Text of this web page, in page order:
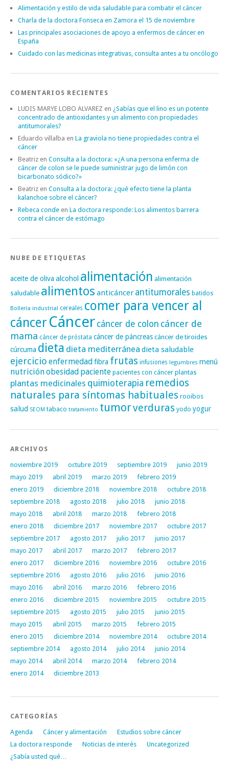
Alimentación y estilo de vida saludable para combatir el cáncer
Charla de la doctora Fonseca en Zamora el 15 de noviembre
Las principales asociaciones de apoyo a enfermos de cáncer en
España
Cuidado con las medicinas integrativas, consulta antes a tu oncólogo
COMENTARIOS RECIENTES
LUDIS MARYE LOBO ALVAREZ en ¿Sabías que el lino es un potente
concentrado de antioxidantes y un alimento con propiedades
antitumorales?
Eduardo villalba en La graviola no tiene propiedades contra el
cáncer
Beatriz en Consulta a la doctora: «¿A una persona enferma de
cáncer de colon se le puede suministrar jugo de limón con
bicarbonato sódico?»
Beatriz en Consulta a la doctora: ¿qué efecto tiene la planta
kalanchoe sobre el cáncer?
Rebeca conde en La doctora responde: Los alimentos barrera
contra el cáncer de estómago
NUBE DE ETIQUETAS
aceite de oliva alcohol alimentación alimentación
saludable alimentos anticáncer antitumorales batidos
Bollería industrial cereales comer para vencer al
cáncerCáncer cáncer de colon cáncer de
mama cáncer de próstata cáncer de páncreascáncer de tiroides
cúrcuma dieta dieta mediterránea dieta saludable
ejercicio enfermedadfibra frutas infusiones legumbres menú
nutriciónobesidad paciente pacientes con cáncer plantas
plantas medicinales quimioterapia remedios
naturales para síntomas habituales rooibos
salud SEOM tabaco tratamiento tumorverduras yodo yogur
ARCHIVOS
noviembre 2019 octubre 2019 septiembre 2019
junio 2019
mayo 2019
abril 2019 marzo 2019
febrero 2019
enero 2019
diciembre 2018 noviembre 2018
octubre 2018
septiembre 2018
agosto 2018 julio 2018
junio 2018
mayo 2018
abril 2018 marzo 2018
febrero 2018
enero 2018
diciembre 2017 noviembre 2017
octubre 2017
septiembre 2017
agosto 2017 julio 2017
junio 2017
mayo 2017
abril 2017 marzo 2017
febrero 2017
enero 2017
diciembre 2016 noviembre 2016
octubre 2016
septiembre 2016
agosto 2016 julio 2016
junio 2016
mayo 2016
abril 2016 marzo 2016
febrero 2016
enero 2016
diciembre 2015 noviembre 2015
octubre 2015
septiembre 2015
agosto 2015 julio 2015
junio 2015
mayo 2015
abril 2015 marzo 2015
febrero 2015
enero 2015
diciembre 2014 noviembre 2014
octubre 2014
septiembre 2014
agosto 2014 julio 2014
junio 2014
mayo 2014
abril 2014 marzo 2014
febrero 2014
enero 2014
diciembre 2013
CATEGORÍAS
Agenda Cáncer y alimentación
Estudios sobre cáncer
La doctora responde
Noticias de interés
Uncategorized
¿Sabía usted qué…